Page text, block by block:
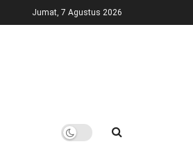
Jumat, 7 Agustus 2026